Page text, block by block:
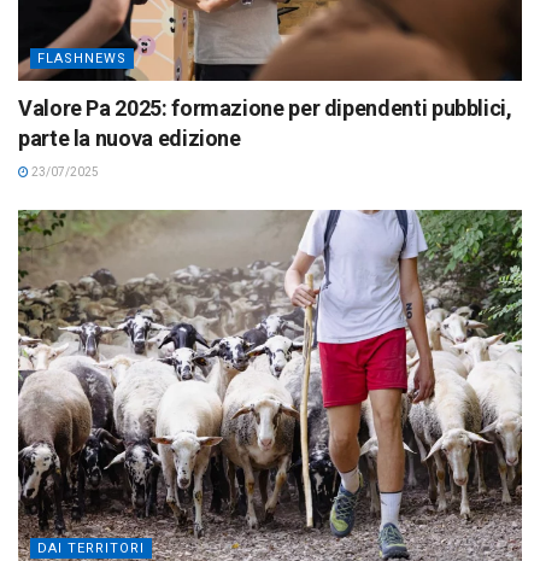
FLASHNEWS
Valore Pa 2025: formazione per dipendenti pubblici,
parte la nuova edizione
23/07/2025
DAI TERRITORI